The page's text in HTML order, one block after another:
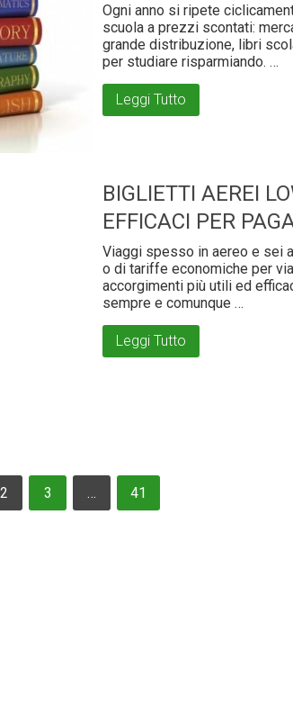
Ogni anno si ripete
scuola a prezzi scontati:
grande distribuzione, libri
per studiare risparmiando. …
Leggi Tutto
BIGLIETTI AEREI
EFFICACI PER
Viaggi spesso in aereo e sei
o di tariffe economiche per
accorgimenti più utili ed
sempre e comunque …
Leggi Tutto
2 3 … 41